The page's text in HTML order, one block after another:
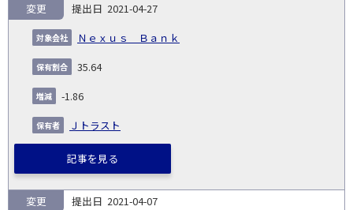
2021-04-27
Ｎｅｘｕｓ Ｂａｎｋ
変更
35.64
-1.86
Ｊトラスト
記事を見る
2021-04-07
変更